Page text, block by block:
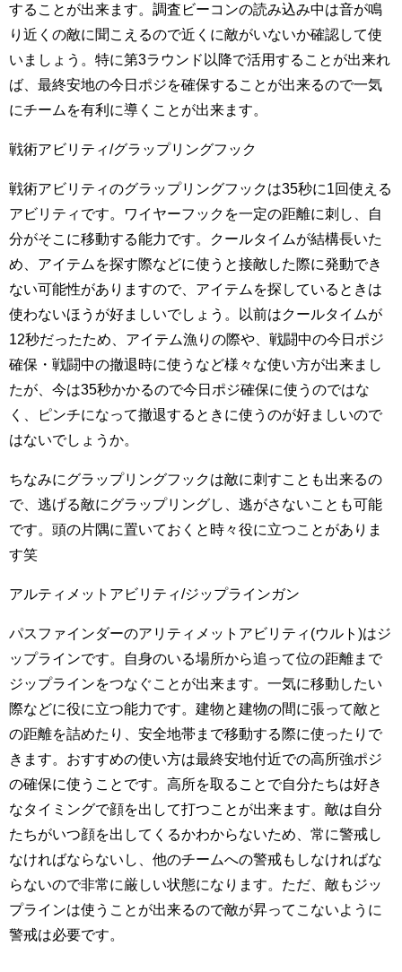
することが出来ます。調査ビーコンの読み込み中は音が鳴
り近くの敵に聞こえるので近くに敵がいないか確認して使
いましょう。特に第3ラウンド以降で活用することが出来れ
ば、最終安地の今日ポジを確保することが出来るので一気
にチームを有利に導くことが出来ます。
戦術アビリティ/グラップリングフック
戦術アビリティのグラップリングフックは35秒に1回使える
アビリティです。ワイヤーフックを一定の距離に刺し、自
分がそこに移動する能力です。クールタイムが結構長いた
め、アイテムを探す際などに使うと接敵した際に発動でき
ない可能性がありますので、アイテムを探しているときは
使わないほうが好ましいでしょう。以前はクールタイムが
12秒だったため、アイテム漁りの際や、戦闘中の今日ポジ
確保・戦闘中の撤退時に使うなど様々な使い方が出来まし
たが、今は35秒かかるので今日ポジ確保に使うのではな
く、ピンチになって撤退するときに使うのが好ましいので
はないでしょうか。
ちなみにグラップリングフックは敵に刺すことも出来るの
で、逃げる敵にグラップリングし、逃がさないことも可能
です。頭の片隅に置いておくと時々役に立つことがありま
す笑
アルティメットアビリティ/ジップラインガン
パスファインダーのアリティメットアビリティ(ウルト)はジ
ップラインです。自身のいる場所から追って位の距離まで
ジップラインをつなぐことが出来ます。一気に移動したい
際などに役に立つ能力です。建物と建物の間に張って敵と
の距離を詰めたり、安全地帯まで移動する際に使ったりで
きます。おすすめの使い方は最終安地付近での高所強ポジ
の確保に使うことです。高所を取ることで自分たちは好き
なタイミングで顔を出して打つことが出来ます。敵は自分
たちがいつ顔を出してくるかわからないため、常に警戒し
なければならないし、他のチームへの警戒もしなければな
らないので非常に厳しい状態になります。ただ、敵もジッ
プラインは使うことが出来るので敵が昇ってこないように
警戒は必要です。